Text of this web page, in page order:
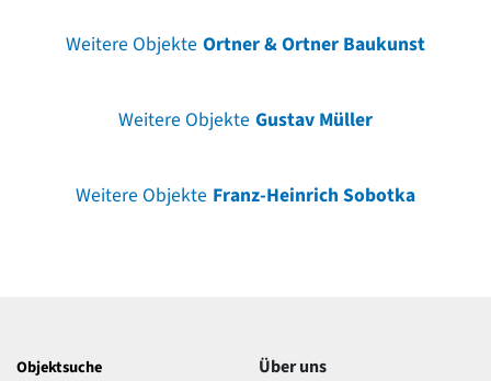
Weitere Objekte Ortner & Ortner Baukunst
Weitere Objekte Gustav Müller
Weitere Objekte Franz-Heinrich Sobotka
Objektsuche Über uns